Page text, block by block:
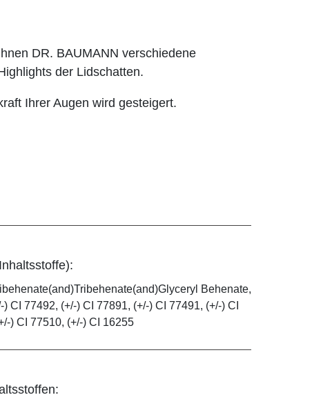
DR. BAUMANN verschiedene
der Lidschatten.
Ihrer Augen wird gesteigert.
Behenate,
CI 77492, (+/-) CI 77891, (+/-) CI 77491, (+/-) CI
) CI 77510, (+/-) CI 16255